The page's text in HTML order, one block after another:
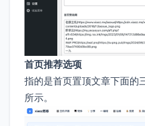
首页推荐选项
指的是首页置顶文章下面的
所示。